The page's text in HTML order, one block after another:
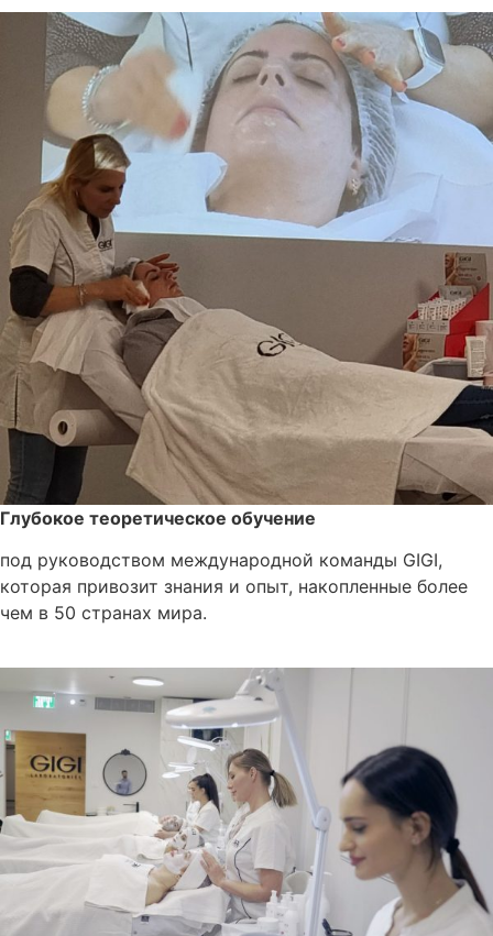
Глубокое теоретическое обучение
под руководством международной команды GIGI,
которая привозит знания и опыт, накопленные более
чем в 50 странах мира.